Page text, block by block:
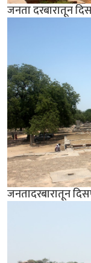
जनता दरबारातून
जनतादरबारातून